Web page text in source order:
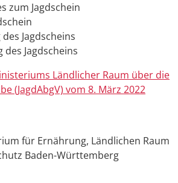
zum Jagdschein
Jagdscheins
des Jagdscheins
Ländlicher Raum über die
(JagdAbgV) vom 8. März 2022
für Ernährung, Ländlichen Raum
Baden-Württemberg